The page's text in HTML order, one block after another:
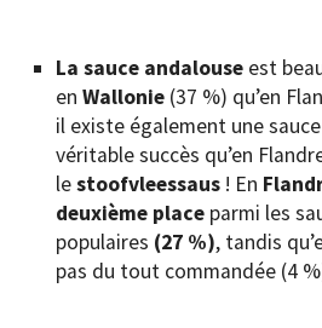
La sauce andalouse est
en Wallonie (37 %) qu’en
il existe également une
véritable succès qu’en
lestoofvleessaus ! En
deuxième place parmi les
populaires (27 %), tandis
pas du tout commandée (4